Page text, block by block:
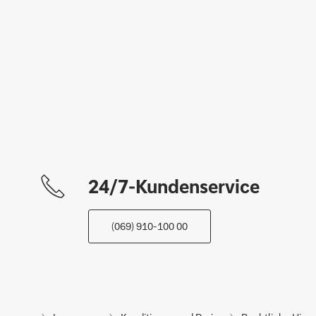
24/7-Kundenservice
(069) 910-100 00